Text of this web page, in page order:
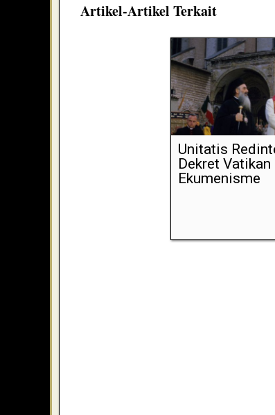
Artikel-Artikel Terkait
Unitatis
Dekret
Ekumenisme